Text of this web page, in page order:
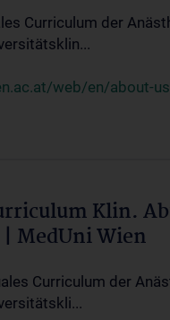
Curriculum der
web/en/about-
Klin.
MedUni Wien
Curriculum der